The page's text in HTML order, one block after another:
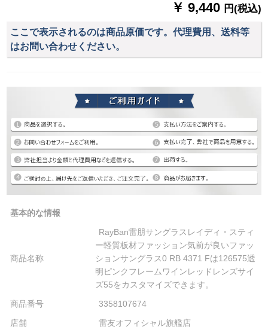
￥ 9,440 円(税込)
ここで表示されるのは商品原価です。代理費用、送料等
はお問い合わせください。
基本的な情報
商品名称
RayBan雷朋サングラスレイディ・スティ
ー軽質板材ファッション気前が良いファッ
ションサングラス0 RB 4371 Fは126575透
明ピンクフレームワインレッドレンズサイ
ズ55をカスタマイズできます。
商品番号
3358107674
店舗
雷友オフィシャル旗艦店